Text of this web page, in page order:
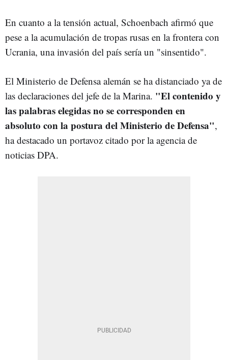
En cuanto a la tensión actual, Schoenbach afirmó que
pese a la acumulación de tropas rusas en la frontera con
Ucrania, una invasión del país sería un "sinsentido".
El Ministerio de Defensa alemán se ha distanciado ya de
las declaraciones del jefe de la Marina. "El contenido y
las palabras elegidas no se corresponden en
absoluto con la postura del Ministerio de Defensa",
ha destacado un portavoz citado por la agencia de
noticias DPA.